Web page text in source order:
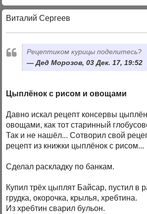
Виталий Сергеев
Рецептиком курицы поделитесь?
Дед Морозов, 03 Дек. 17, 19:52
Цыплёнок с рисом и овощами
Давно искал рецепт консервы
овощами, как тот старинный
Так и не нашёл... Сотворил свой
рецепт из книжки цыплёнок с рисом...
Сделал раскладку по банкам.
Купил трёх цыплят Байсар, пустил в
грудка, окорочка, крылья, хребтина.
Из хребтин сварил бульон.